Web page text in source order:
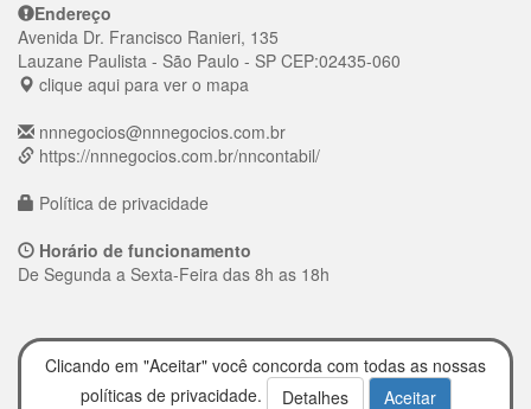
Endereço
Avenida Dr. Francisco Ranieri, 135
Lauzane Paulista - São Paulo - SP CEP:02435-060
clique aqui para ver o mapa
nnnegocios@nnnegocios.com.br
https://nnnegocios.com.br/nncontabil/
Política de privacidade
Horário de funcionamento
De Segunda a Sexta-Feira das 8h as 18h
Clicando em "Aceitar" você concorda com todas as nossas
políticas de privacidade.
Detalhes Aceitar